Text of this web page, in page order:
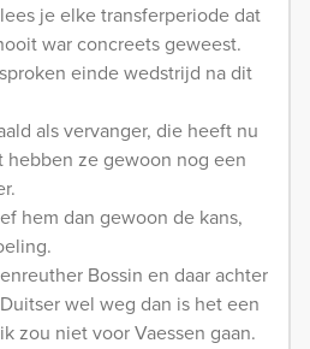
je elke transferperiode dat
war concreets geweest.
einde wedstrijd na dit
als vervanger, die heeft nu
hebben ze gewoon nog een
hem dan gewoon de kans,
Bossin en daar achter
wel weg dan is het een
zou niet voor Vaessen gaan.